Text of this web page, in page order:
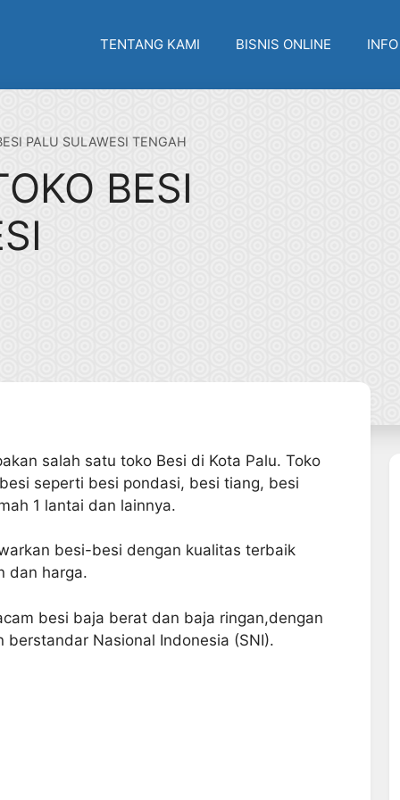
TENTANG KAMI BISNIS ONLINE
PALU SULAWESI TENGAH
BESI
salah satu toko Besi di Kota Palu. Toko
seperti besi pondasi, besi tiang, besi
1 lantai dan lainnya.
besi-besi dengan kualitas terbaik
dan harga.
besi baja berat dan baja ringan,dengan
Nasional Indonesia (SNI).